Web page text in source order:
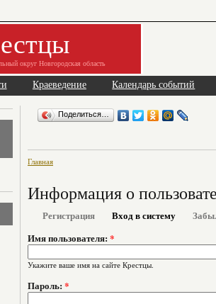
округ Новгородская область
Краеведение Календарь событий
Поделиться…
Главная
Информация о
Регистрация Вход в систему
Имя пользователя: *
Укажите ваше имя на сайте Крестцы.
Пароль: *